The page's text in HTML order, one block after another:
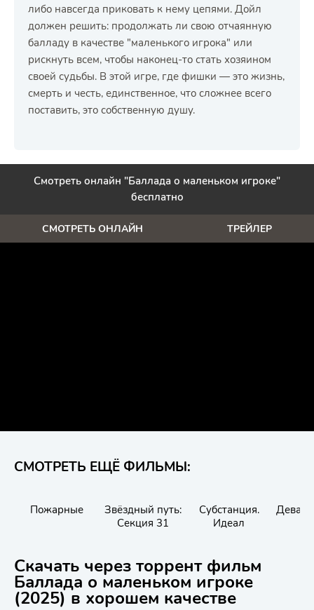
либо навсегда приковать к нему цепями. Дойл
должен решить: продолжать ли свою отчаянную
балладу в качестве "маленького игрока" или
рискнуть всем, чтобы наконец-то стать хозяином
своей судьбы. В этой игре, где фишки — это жизнь,
смерть и честь, единственное, что сложнее всего
поставить, это собственную душу.
Смотреть онлайн "Баллада о маленьком игроке"
бесплатно
СМОТРЕТЬ ОНЛАЙН ТРЕЙЛЕР
СМОТРЕТЬ ЕЩЁ ФИЛЬМЫ:
Пожарные
Звёздный путь:
Секция 31
Субстанция.
Идеал
Скачать через торрент фильм
Баллада о маленьком игроке
(2025) в хорошем качестве